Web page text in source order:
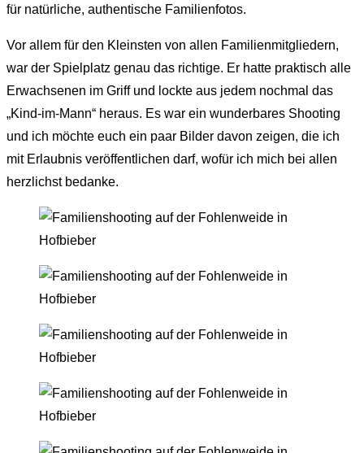
für natürliche, authentische Familienfotos.
Vor allem für den Kleinsten von allen Familienmitgliedern,
war der Spielplatz genau das richtige. Er hatte praktisch alle
Erwachsenen im Griff und lockte aus jedem nochmal das
„Kind-im-Mann“ heraus. Es war ein wunderbares Shooting
und ich möchte euch ein paar Bilder davon zeigen, die ich
mit Erlaubnis veröffentlichen darf, wofür ich mich bei allen
herzlichst bedanke.